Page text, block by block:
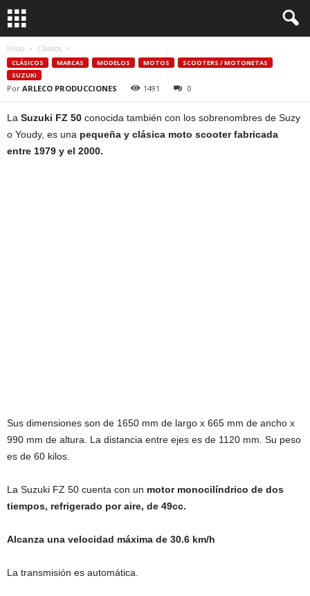
Inicio Clásicos
CLÁSICOS MARCAS MODELOS MOTOS
SCOOTERS / MOTONETAS
SUZUKI
Por ARLECO PRODUCCIONES 1491 0
La Suzuki FZ 50 conocida también con los sobrenombres de Suzy
o Youdy, es una pequeña y clásica moto scooter fabricada
entre 1979 y el 2000.
Sus dimensiones son de 1650 mm de largo x 665 mm de ancho x
990 mm de altura. La distancia entre ejes es de 1120 mm. Su peso
es de 60 kilos.
La Suzuki FZ 50 cuenta con un motor monocilíndrico de dos
tiempos, refrigerado por aire, de 49cc.
Alcanza una velocidad máxima de 30.6 km/h
La transmisión es automática.